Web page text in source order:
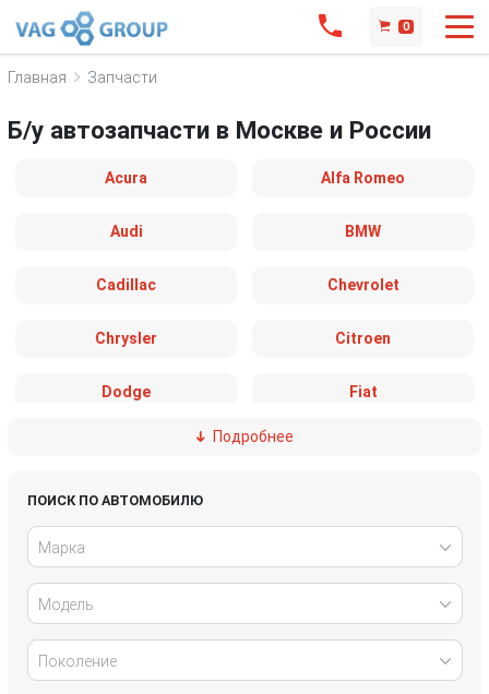
0
Главная Запчасти
Б/у автозапчасти в Москве и России
Acura Alfa Romeo
Audi BMW
Cadillac Chevrolet
Chrysler Citroen
Dodge Fiat
Honda
Kia
Подробнее
ПОИСК ПО АВТОМОБИЛЮ
Марка
Модель
Поколение